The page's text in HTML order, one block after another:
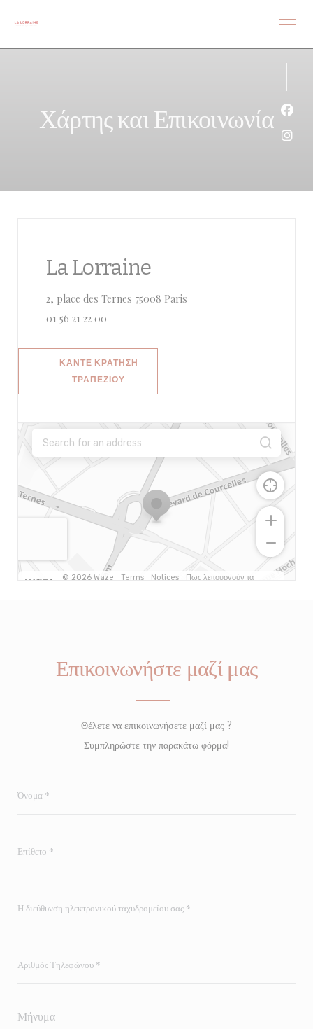
Χάρτης και Επικοινωνία
La Lorraine
2, place des Ternes 75008 Paris
01 56 21 22 00
ΚΆΝΤΕ ΚΡΆΤΗΣΗ
ΤΡΑΠΕΖΙΟΎ
Επικοινωνήστε μαζί μας
Θέλετε να επικοινωνήσετε μαζί μας ?
Συμπληρώστε την παρακάτω φόρμα!